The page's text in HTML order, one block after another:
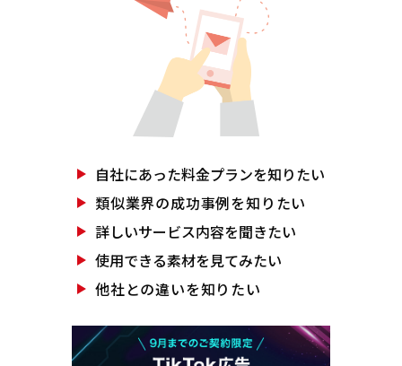
自社にあった料金プランを知りたい
類似業界の成功事例を知りたい
詳しいサービス内容を聞きたい
使用できる素材を見てみたい
他社との違いを知りたい